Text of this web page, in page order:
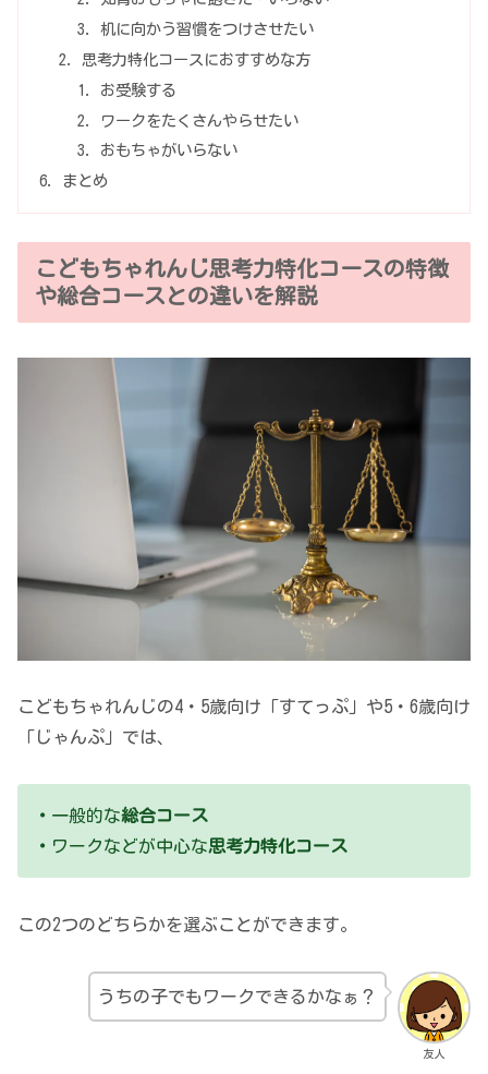
机に向かう習慣をつけさせたい
思考力特化コースにおすすめな方
お受験する
ワークをたくさんやらせたい
おもちゃがいらない
まとめ
こどもちゃれんじ思考力特化コースの特徴
や総合コースとの違いを解説
こどもちゃれんじの4・5歳向け「すてっぷ」や5・6歳向け
「じゃんぷ」では、
・ 一般的な総合コース
・ ワークなどが中心な思考力特化コース
この2つのどちらかを選ぶことができます。
友人
うちの子でもワークできるかなぁ？